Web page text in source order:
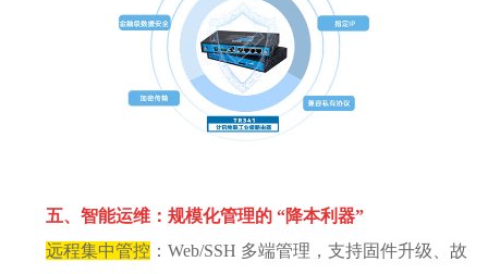
五、智能运维：规模化管理的 “降本利器”
远程集中管控 ：Web/SSH 多端管理，支持固件升级、故